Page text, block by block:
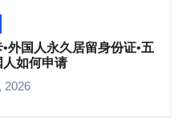
外国人永久居留身份证•五
如何申请
2026